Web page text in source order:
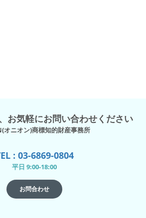
お気軽にお問い合わせください
オニオン)商標知的財産事務所
: 03-6869-0804
平日 9:00-18:00
お問合わせ